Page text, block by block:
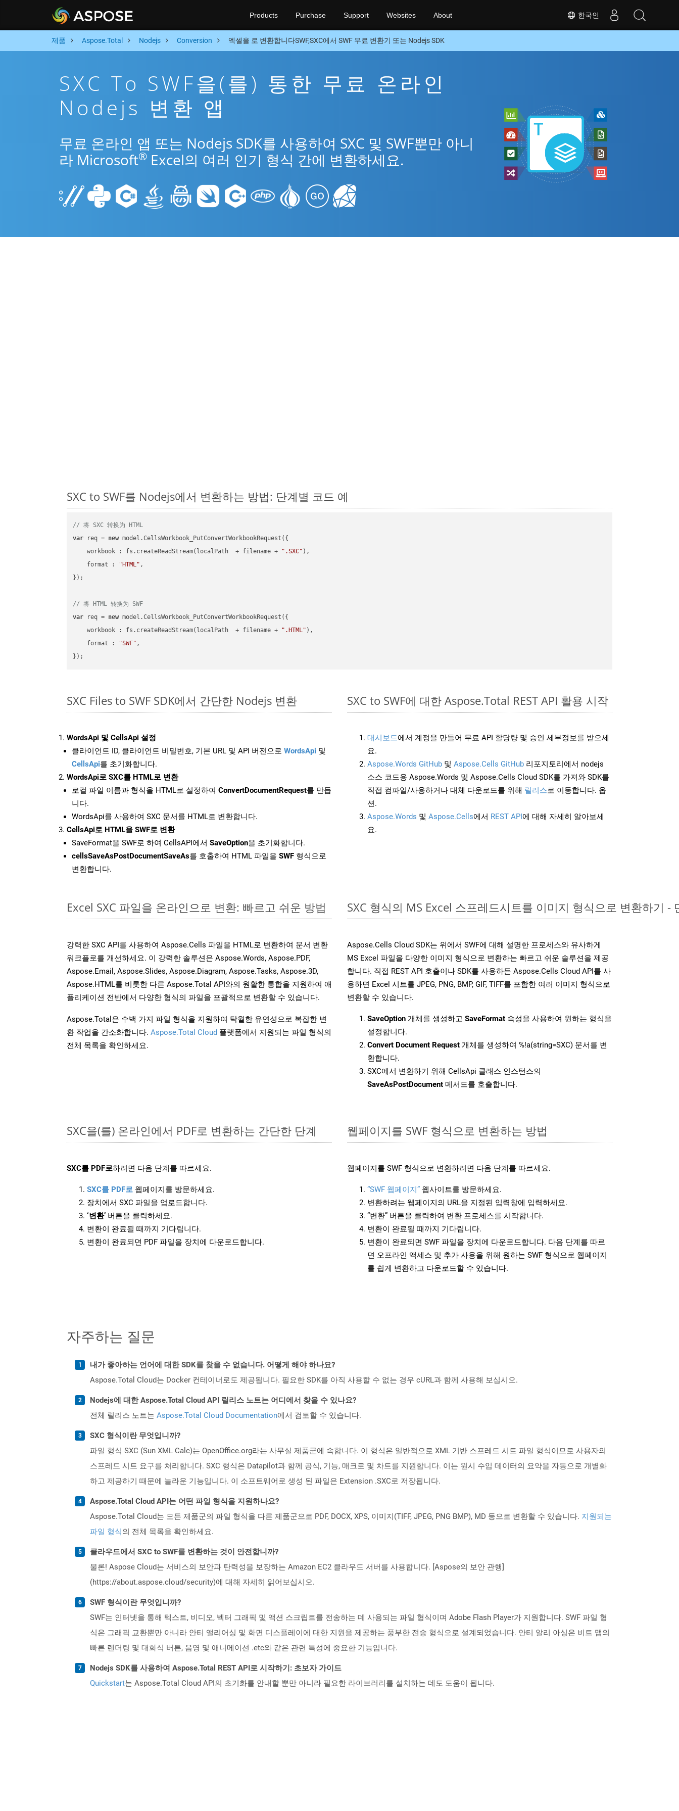
한국인
Products Purchase Support Websites About
제품 Aspose.Total Nodejs Conversion 엑셀을 로 변환합니다SWF,SXC에서 SWF 무료 변환기 또는 Nodejs SDK
SXC To SWF을(를) 통한 무료 온라인
Nodejs 변환 앱
무료 온라인 앱 또는 Nodejs SDK를 사용하여 SXC 및 SWF뿐만 아니
라 Microsoft® Excel의 여러 인기 형식 간에 변환하세요.
SXC to SWF를 Nodejs에서 변환하는 방법: 단계별 코드 예
// 将 SXC 转换为 HTML
var req = new model.CellsWorkbook_PutConvertWorkbookRequest({
workbook : fs.createReadStream(localPath  + filename + ".SXC" ),
format : "HTML" ,
});
// 将 HTML 转换为 SWF
var req = new model.CellsWorkbook_PutConvertWorkbookRequest({
workbook : fs.createReadStream(localPath  + filename + ".HTML" ),
format : "SWF" ,
SXC Files to SWF SDK에서 간단한 Nodejs 변환
WordsApi 및 CellsApi 설정
클라이언트 ID, 클라이언트 비밀번호, 기본 URL 및 API 버전으로 WordsApi 및
CellsApi를 초기화합니다.
WordsApi로 SXC를 HTML로 변환
로컬 파일 이름과 형식을 HTML로 설정하여 ConvertDocumentRequest를 만듭
니다.
WordsApi를 사용하여 SXC 문서를 HTML로 변환합니다.
CellsApi로 HTML을 SWF로 변환
SaveFormat을 SWF로 하여 CellsAPI에서 SaveOption을 초기화합니다.
cellsSaveAsPostDocumentSaveAs를 호출하여 HTML 파일을 SWF 형식으로
변환합니다.
SXC to SWF에 대한 Aspose.Total REST API 활용 시작
대시보드에서 계정을 만들어 무료 API 할당량 및 승인 세부정보를 받으세
요.
Aspose.Words GitHub 및 Aspose.Cells GitHub 리포지토리에서 nodejs
소스 코드용 Aspose.Words 및 Aspose.Cells Cloud SDK를 가져와 SDK를
직접 컴파일/사용하거나 대체 다운로드를 위해 릴리스로 이동합니다. 옵
션.
Aspose.Words 및 Aspose.Cells에서 REST API에 대해 자세히 알아보세
요.
Excel SXC 파일을 온라인으로 변환: 빠르고 쉬운 방법
강력한 SXC API를 사용하여 Aspose.Cells 파일을 HTML로 변환하여 문서 변환
워크플로를 개선하세요. 이 강력한 솔루션은 Aspose.Words, Aspose.PDF,
Aspose.Email, Aspose.Slides, Aspose.Diagram, Aspose.Tasks, Aspose.3D,
Aspose.HTML를 비롯한 다른 Aspose.Total API와의 원활한 통합을 지원하여 애
플리케이션 전반에서 다양한 형식의 파일을 포괄적으로 변환할 수 있습니다.
Aspose.Total은 수백 가지 파일 형식을 지원하여 탁월한 유연성으로 복잡한 변
환 작업을 간소화합니다. Aspose.Total Cloud 플랫폼에서 지원되는 파일 형식의
전체 목록을 확인하세요.
SXC 형식의 MS Excel 스프레드시트를 이미지 형식으로 변환하기 -
Aspose.Cells Cloud SDK는 위에서 SWF에 대해 설명한 프로세스와 유사하게
MS Excel 파일을 다양한 이미지 형식으로 변환하는 빠르고 쉬운 솔루션을 제공
합니다. 직접 REST API 호출이나 SDK를 사용하든 Aspose.Cells Cloud API를 사
용하면 Excel 시트를 JPEG, PNG, BMP, GIF, TIFF를 포함한 여러 이미지 형식으로
변환할 수 있습니다.
SaveOption 개체를 생성하고 SaveFormat 속성을 사용하여 원하는 형식을
설정합니다.
Convert Document Request 개체를 생성하여 %!a(string=SXC) 문서를 변
환합니다.
SXC에서 변환하기 위해 CellsApi 클래스 인스턴스의
SaveAsPostDocument 메서드를 호출합니다.
SXC을(를) 온라인에서 PDF로 변환하는 간단한 단계
SXC를 PDF로하려면 다음 단계를 따르세요.
SXC를 PDF로 웹페이지를 방문하세요.
장치에서 SXC 파일을 업로드합니다.
‘변환’ 버튼을 클릭하세요.
변환이 완료될 때까지 기다립니다.
변환이 완료되면 PDF 파일을 장치에 다운로드합니다.
웹페이지를 SWF 형식으로 변환하는 방법
웹페이지를 SWF 형식으로 변환하려면 다음 단계를 따르세요.
“SWF 웹페이지” 웹사이트를 방문하세요.
변환하려는 웹페이지의 URL을 지정된 입력창에 입력하세요.
“변환” 버튼을 클릭하여 변환 프로세스를 시작합니다.
변환이 완료될 때까지 기다립니다.
변환이 완료되면 SWF 파일을 장치에 다운로드합니다. 다음 단계를 따르
면 오프라인 액세스 및 추가 사용을 위해 원하는 SWF 형식으로 웹페이지
를 쉽게 변환하고 다운로드할 수 있습니다.
자주하는 질문
내가 좋아하는 언어에 대한 SDK를 찾을 수 없습니다. 어떻게 해야 하나요?
Aspose.Total Cloud는 Docker 컨테이너로도 제공됩니다. 필요한 SDK를 아직 사용할 수 없는 경우 cURL과 함께 사용해 보십시오.
Nodejs에 대한 Aspose.Total Cloud API 릴리스 노트는 어디에서 찾을 수 있나요?
전체 릴리스 노트는 Aspose.Total Cloud Documentation에서 검토할 수 있습니다.
SXC 형식이란 무엇입니까?
파일 형식 SXC (Sun XML Calc)는 OpenOffice.org라는 사무실 제품군에 속합니다. 이 형식은 일반적으로 XML 기반 스프레드 시트 파일 형식이므로 사용자의
스프레드 시트 요구를 처리합니다. SXC 형식은 Datapilot과 함께 공식, 기능, 매크로 및 차트를 지원합니다. 이는 원시 수입 데이터의 요약을 자동으로 개별화
하고 제공하기 때문에 놀라운 기능입니다. 이 소프트웨어로 생성 된 파일은 Extension .SXC로 저장됩니다.
Aspose.Total Cloud API는 어떤 파일 형식을 지원하나요?
Aspose.Total Cloud는 모든 제품군의 파일 형식을 다른 제품군으로 PDF, DOCX, XPS, 이미지(TIFF, JPEG, PNG BMP), MD 등으로 변환할 수 있습니다. 지원되는
파일 형식의 전체 목록을 확인하세요.
클라우드에서 SXC to SWF를 변환하는 것이 안전합니까?
물론! Aspose Cloud는 서비스의 보안과 탄력성을 보장하는 Amazon EC2 클라우드 서버를 사용합니다. [Aspose의 보안 관행]
(https://about.aspose.cloud/security)에 대해 자세히 읽어보십시오.
SWF 형식이란 무엇입니까?
SWF는 인터넷을 통해 텍스트, 비디오, 벡터 그래픽 및 액션 스크립트를 전송하는 데 사용되는 파일 형식이며 Adobe Flash Player가 지원합니다. SWF 파일 형
식은 그래픽 교환뿐만 아니라 안티 앨리어싱 및 화면 디스플레이에 대한 지원을 제공하는 풍부한 전송 형식으로 설계되었습니다. 안티 알리 아싱은 비트 맵의 ​​
빠른 렌더링 및 대화식 버튼, 음영 및 애니메이션 .etc와 같은 관련 특성에 중요한 기능입니다.
Nodejs SDK를 사용하여 Aspose.Total REST API로 시작하기: 초보자 가이드
Quickstart는 Aspose.Total Cloud API의 초기화를 안내할 뿐만 아니라 필요한 라이브러리를 설치하는 데도 도움이 됩니다.